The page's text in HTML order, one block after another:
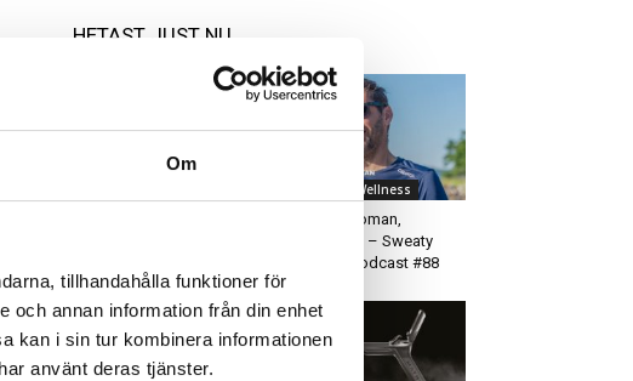
Om
tillhandahålla funktioner för
och annan information från din enhet
kan i sin tur kombinera informationen
använt deras tjänster.
HETAST JUST NU
Corporate Wellness
Nicholas Roman,
Challengize – Sweaty
Business Podcast #88